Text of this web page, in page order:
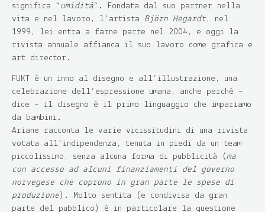
significa “ umidità”. Fondata dal suo partner nella
vita e nel lavoro, l’artista Björn Hegardt, nel
1999, lei entra a farne parte nel 2004, e oggi la
rivista annuale affianca il suo lavoro come grafica e
art director.
FUKT è un inno al disegno e all’illustrazione, una
celebrazione dell’espressione umana, anche perché –
dice – il disegno è il primo linguaggio che impariamo
da bambini.
Ariane racconta le varie vicissitudini di una rivista
votata all’indipendenza, tenuta in piedi da un team
piccolissimo, senza alcuna forma di pubblicità ( ma
con accesso ad alcuni finanziamenti del governo
norvegese che coprono in gran parte le spese di
produzione ). Molto sentita (e condivisa da gran
parte del pubblico) è in particolare la questione